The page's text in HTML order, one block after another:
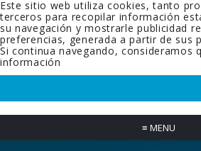
Este sitio web utiliza cookies, tanto
terceros para recopilar información
su navegación y mostrarle publicidad
preferencias, generada a partir de sus
Si continua navegando, consideramos
información
≡ MENU